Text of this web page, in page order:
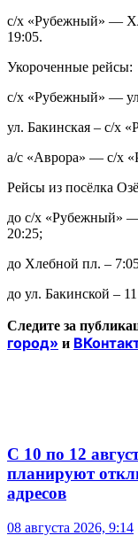
с/х «Рубежный» —
19:05.
Укороченные рейсы:
с/х «Рубежный» —
ул. Бакинская – с/х
а/с «Аврора» — с/х
Рейсы из посёлка
до с/х «Рубежный» —
20:25;
до Хлебной пл. –
до ул. Бакинской –
Следите за
город» и
С 10 по 12
планируют
адресов
08 августа 2026, 9:14